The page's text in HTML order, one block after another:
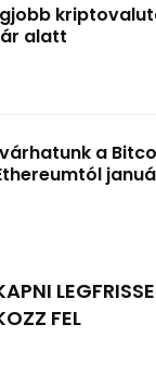
alatt
a
FEL